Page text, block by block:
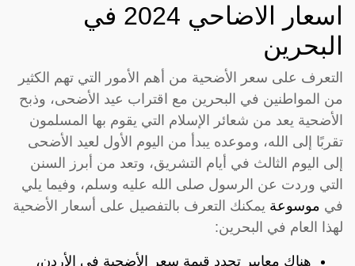
اسعار الاضاحي 2024 في
البحرين
التعرف على سعر الأضحية من أهم الأمور التي تهم الكثير
من المواطنين في البحرين مع اقتراب عيد الأضحى، وذبح
الأضحية يعد من شعائر الإسلام التي يقوم بها المسلمون
تقربًا إلى الله، وموعده يبدأ من اليوم الأول لعيد الأضحى
إلى اليوم الثالث في أيام التشريق، وتعد من أبرز السنن
التي وردت عن الرسول صلى الله عليه وسلم، وفيما يلي
في موسوعة يمكنك التعرف بالتفصيل على أسعار الأضحية
لهذا العام في البحرين:
هناك معايير تحدد قيمة سعر الأضحية في الأردن،